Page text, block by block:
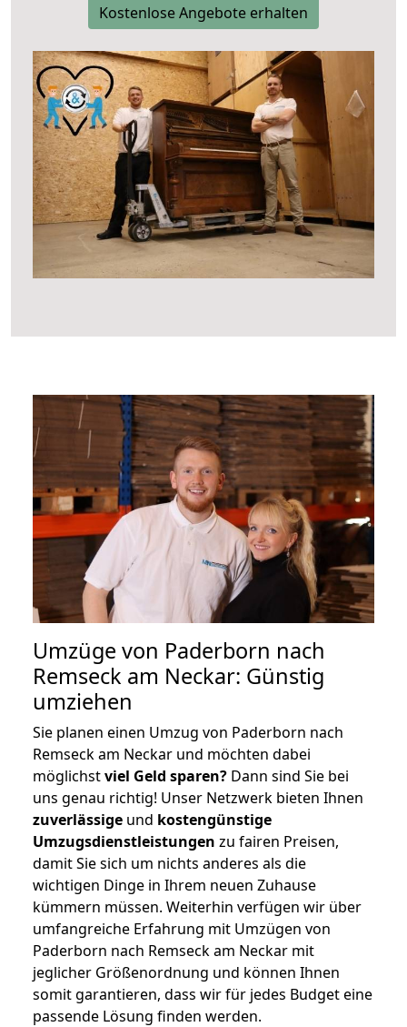
Kostenlose Angebote erhalten
Umzüge von Paderborn nach
Remseck am Neckar: Günstig
umziehen
Sie planen einen Umzug von Paderborn nach
Remseck am Neckar und möchten dabei
möglichstviel Geld sparen? Dann sind Sie bei
uns genau richtig! Unser Netzwerk bieten Ihnen
zuverlässige und kostengünstige
Umzugsdienstleistungen zu fairen Preisen,
damit Sie sich um nichts anderes als die
wichtigen Dinge in Ihrem neuen Zuhause
kümmern müssen. Weiterhin verfügen wir über
umfangreiche Erfahrung mit Umzügen von
Paderborn nach Remseck am Neckar mit
jeglicher Größenordnung und können Ihnen
somit garantieren, dass wir für jedes Budget eine
passende Lösung finden werden.